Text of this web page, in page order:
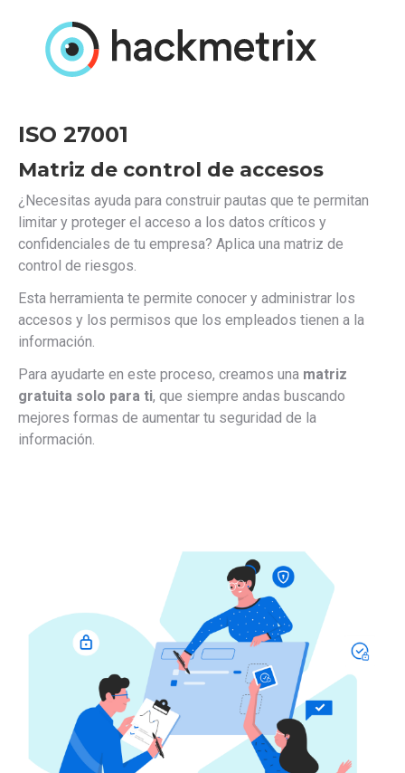
ISO 27001
Matriz de control de accesos
¿Necesitas ayuda para construir pautas que te permitan
limitar y proteger el acceso a los datos críticos y
confidenciales de tu empresa? Aplica una matriz de
control de riesgos.
Esta herramienta te permite conocer y administrar los
accesos y los permisos que los empleados tienen a la
información.
Para ayudarte en este proceso, creamos una matriz
gratuita solo para ti, que siempre andas buscando
mejores formas de aumentar tu seguridad de la
información.